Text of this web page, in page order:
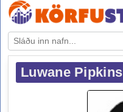
Luwane Pipkins